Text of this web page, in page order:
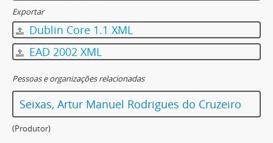
Exportar
Dublin Core 1.1 XML
EAD 2002 XML
Pessoas e organizações relacionadas
Seixas, Artur Manuel Rodrigues do Cruzeiro
(Produtor)